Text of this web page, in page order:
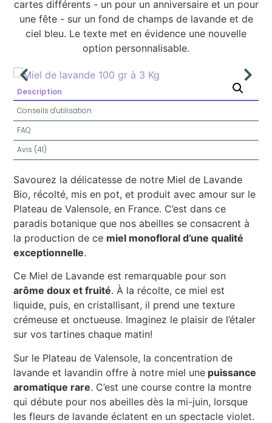
Description
Conseils d'utilisation
FAQ
Avis (41)
Savourez la délicatesse de notre Miel de Lavande
Bio, récolté, mis en pot, et produit avec amour sur le
Plateau de Valensole, en France. C’est dans ce
paradis botanique que nos abeilles se consacrent à
la production de ce miel monofloral d’une qualité
exceptionnelle.
Ce Miel de Lavande est remarquable pour son
arôme doux et fruité. À la récolte, ce miel est
liquide, puis, en cristallisant, il prend une texture
crémeuse et onctueuse. Imaginez le plaisir de l’étaler
sur vos tartines chaque matin!
Sur le Plateau de Valensole, la concentration de
lavande et lavandin offre à notre miel une puissance
aromatique rare. C’est une course contre la montre
qui débute pour nos abeilles dès la mi-juin, lorsque
les fleurs de lavande éclatent en un spectacle violet.